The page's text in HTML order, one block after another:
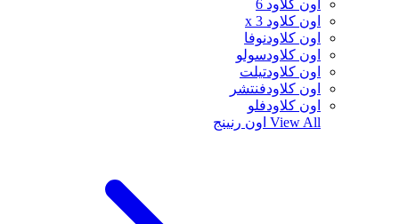
اون كلاود 6
اون كلاود x 3
اون كلاودنوفا
اون كلاودسولو
اون كلاودتيلت
اون كلاودفنتشر
اون كلاودفلو
View All اون رنينج